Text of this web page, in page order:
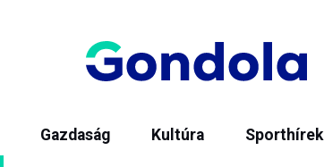
Gazdaság Kultúra Sporthírek